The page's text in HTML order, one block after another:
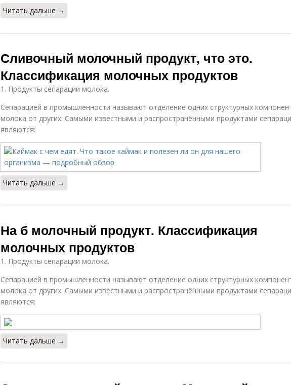
Читать дальше →
Сливочный молочный продукт, что это.
Классификация молочных продуктов
1. Продукты сепарации молока.
Сепарацией в промышленности называют отделение одних структурных
молока от других. Самыми известными и распространёнными продуктами
являются:
Читать дальше →
На б молочный продукт. Классификация
молочных продуктов
1. Продукты сепарации молока.
Сепарацией в промышленности называют отделение одних структурных
молока от других. Самыми известными и распространёнными продуктами
являются:
Читать дальше →